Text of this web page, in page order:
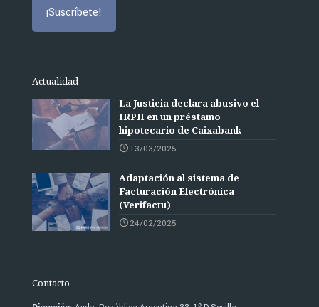
Actualidad
La Justicia declara abusivo el
IRPH en un préstamo
hipotecario de Caixabank
13/03/2025
Adaptación al sistema de
Facturación Electrónica
(Verifactu)
24/02/2025
Contacto